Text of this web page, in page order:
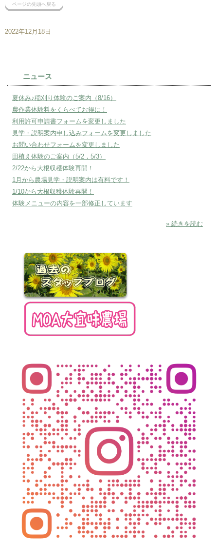
ページの先頭へ戻る
2022年12月18日
ニュース
夏休み♪稲刈り体験のご案内（8/16）
農作業体験料をくらべてお得に！
利用許可申請書フォームを変更しました
見学・説明案内申し込みフォームを変更しました
お問い合わせフォームを変更しました
田植え体験のご案内（5/2，5/3）
2/22から大根収穫体験再開！
1月から農場見学・説明案内は有料です！
1/10から大根収穫体験再開！
体験メニューの内容を一部修正しています
» 続きを読む